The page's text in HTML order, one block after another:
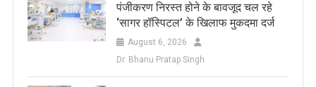
पंजीकरण निरस्त होने के बावजूद चल रहे
‘सागर हॉस्पिटल’ के खिलाफ मुकदमा दर्ज
August 6, 2026
Dr. Bhanu Pratap Singh